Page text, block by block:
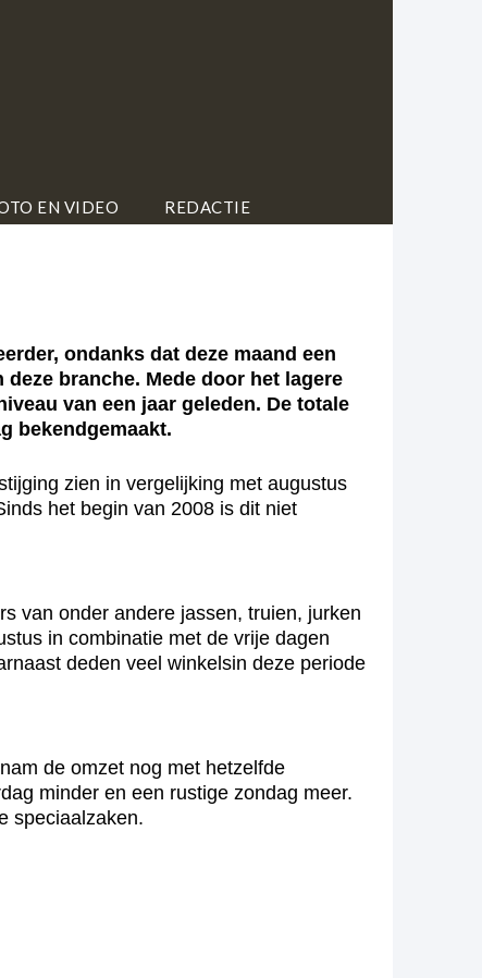
EN VIDEO REDACTIE
ondanks dat deze maand een
branche. Mede door het lagere
van een jaar geleden. De totale
bekendgemaakt.
zien in vergelijking met augustus
het begin van 2008 is dit niet
van onder andere jassen, truien, jurken
in combinatie met de vrije dagen
deden veel winkelsin deze periode
de omzet nog met hetzelfde
minder en een rustige zondag meer.
speciaalzaken.